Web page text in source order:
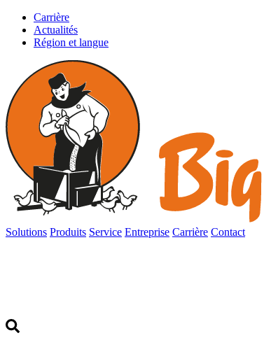
Carrière
Actualités
Région et langue
Solutions Produits Service Entreprise Carrière Contact